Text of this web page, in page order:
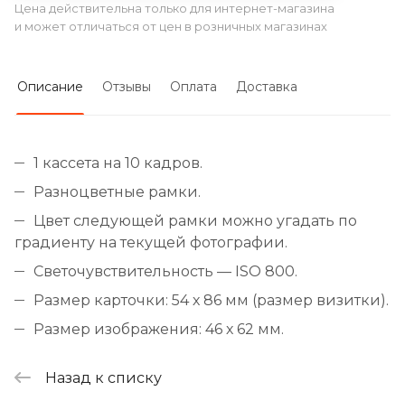
Цена действительна только для интернет-магазина
и может отличаться от цен в розничных магазинах
Описание Отзывы Оплата Доставка
1 кассета на 10 кадров.
Разноцветные рамки.
Цвет следующей рамки можно угадать по
градиенту на текущей фотографии.
Светочувствительность — ISO 800.
Размер карточки: 54 х 86 мм (размер визитки).
Размер изображения: 46 х 62 мм.
Назад к списку